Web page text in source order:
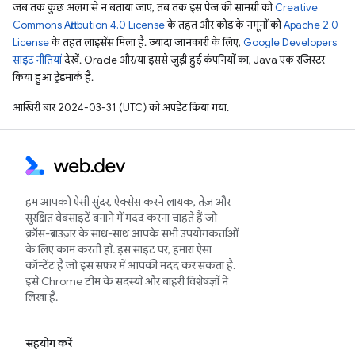
जब तक कुछ अलग से न बताया जाए, तब तक इस पेज की सामग्री कोCreative
Commons Attribution 4.0 Licenseके तहत और कोड के नमूनों कोApache 2.0
Licenseके तहत लाइसेंस मिला है. ज़्यादा जानकारी के लिए, Google Developers
साइट नीतियांदेखें. Oracle और/या इससे जुड़ी हुई कंपनियों का, Java एक रजिस्टर
किया हुआ ट्रेडमार्क है.
आखिरी बार 2024-03-31 (UTC) को अपडेट किया गया.
हम आपको ऐसी सुंदर, ऐक्सेस करने लायक, तेज़ और
सुरक्षित वेबसाइटें बनाने में मदद करना चाहते हैं जो
क्रॉस-ब्राउज़र के साथ-साथ आपके सभी उपयोगकर्ताओं
के लिए काम करती हों. इस साइट पर, हमारा ऐसा
कॉन्टेंट है जो इस सफ़र में आपकी मदद कर सकता है.
इसे Chrome टीम के सदस्यों और बाहरी विशेषज्ञों ने
लिखा है.
सहयोग करें